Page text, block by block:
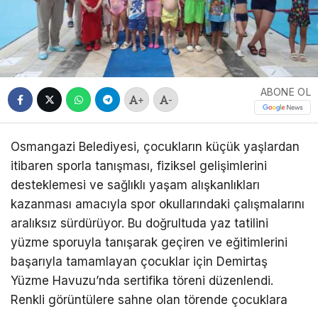
+ -
ABONE OL
Osmangazi Belediyesi, çocukların küçük yaşlardan
itibaren sporla tanışması, fiziksel gelişimlerini
desteklemesi ve sağlıklı yaşam alışkanlıkları
kazanması amacıyla spor okullarındaki çalışmalarını
aralıksız sürdürüyor. Bu doğrultuda yaz tatilini
yüzme sporuyla tanışarak geçiren ve eğitimlerini
başarıyla tamamlayan çocuklar için Demirtaş
Yüzme Havuzu’nda sertifika töreni düzenlendi.
Renkli görüntülere sahne olan törende çocuklara